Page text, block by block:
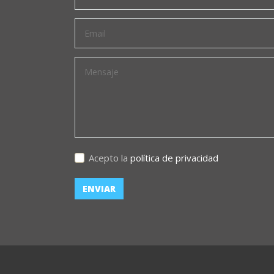
Acepto la política de privacidad